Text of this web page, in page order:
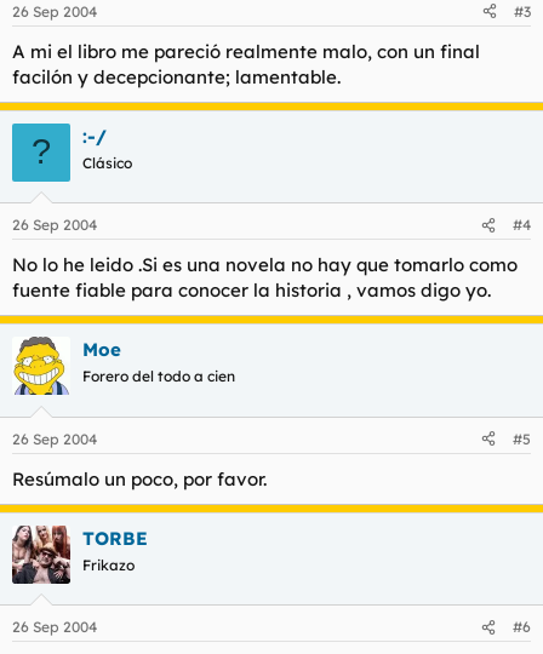
26 Sep 2004 #3
A mi el libro me pareció realmente malo, con un final
facilón y decepcionante; lamentable.
? :-/
Clásico
26 Sep 2004 #4
No lo he leido .Si es una novela no hay que tomarlo como
fuente fiable para conocer la historia , vamos digo yo.
Moe
Forero del todo a cien
26 Sep 2004 #5
Resúmalo un poco, por favor.
TORBE
Frikazo
26 Sep 2004 #6